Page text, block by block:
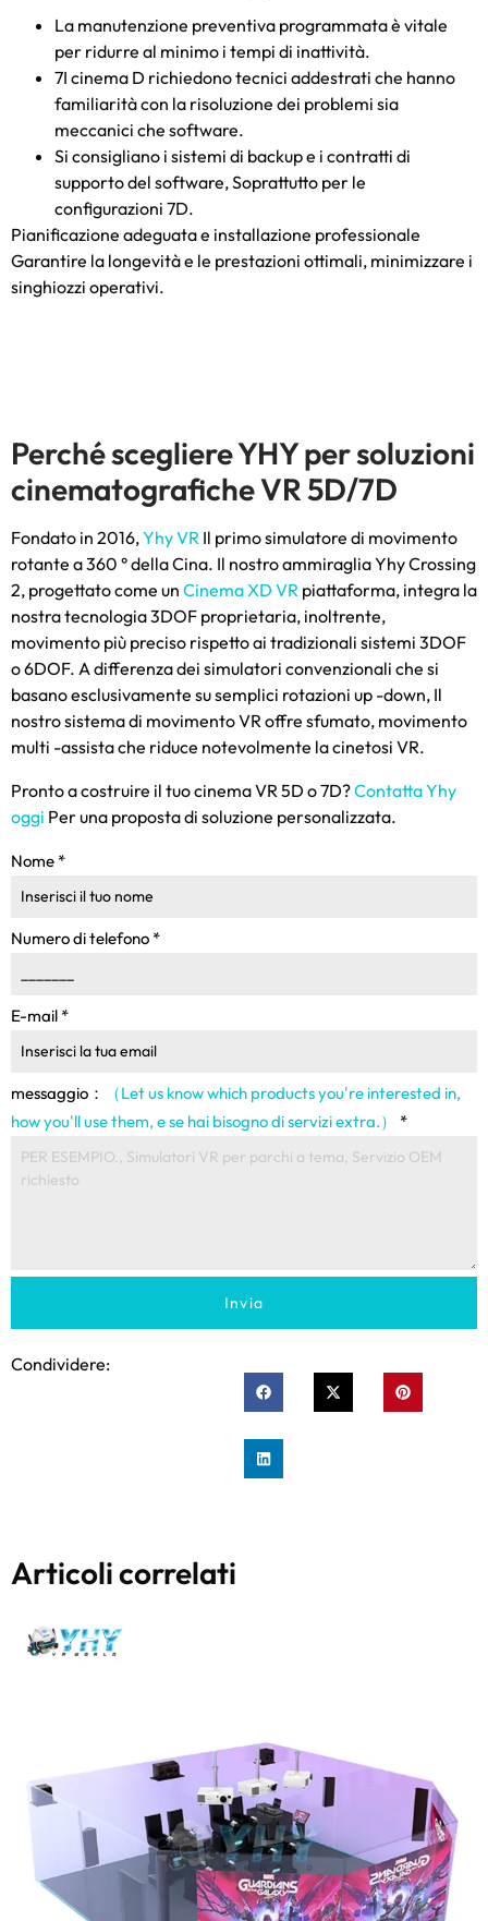
La manutenzione preventiva programmata è vitale
per ridurre al minimo i tempi di inattività.
7I cinema D richiedono tecnici addestrati che hanno
familiarità con la risoluzione dei problemi sia
meccanici che software.
Si consigliano i sistemi di backup e i contratti di
supporto del software, Soprattutto per le
configurazioni 7D.
Pianificazione adeguata e installazione professionale
Garantire la longevità e le prestazioni ottimali, minimizzare i
singhiozzi operativi.
Perché scegliere YHY per soluzioni
cinematografiche VR 5D/7D
Fondato in 2016,Yhy VR Il primo simulatore di movimento
rotante a 360 ° della Cina. Il nostro ammiraglia Yhy Crossing
2, progettato come un Cinema XD VR piattaforma, integra la
nostra tecnologia 3DOF proprietaria, inoltrente,
movimento più preciso rispetto ai tradizionali sistemi 3DOF
o 6DOF. A differenza dei simulatori convenzionali che si
basano esclusivamente su semplici rotazioni up -down, Il
nostro sistema di movimento VR offre sfumato, movimento
multi -assista che riduce notevolmente la cinetosi VR.
Pronto a costruire il tuo cinema VR 5D o 7D?Contatta Yhy
oggi Per una proposta di soluzione personalizzata.
Nome *
Numero di telefono *
E-mail *
messaggio： （Let us know which products you're interested in,
how you'll use them, e se hai bisogno di servizi extra.） *
Invia
Condividere:
Articoli correlati